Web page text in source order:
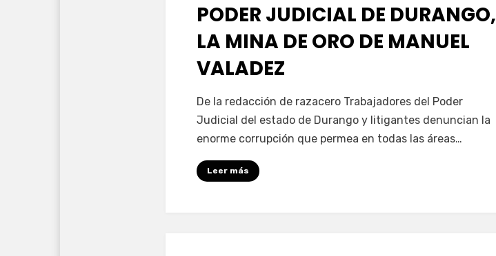
PODER JUDICIAL DE DURANGO,
LA MINA DE ORO DE MANUEL
VALADEZ
porFernando Miranda Servín
De la redacción de razacero Trabajadores del Poder
Judicial del estado de Durango y litigantes denuncian la
enorme corrupción que permea en todas las áreas…
Leer más